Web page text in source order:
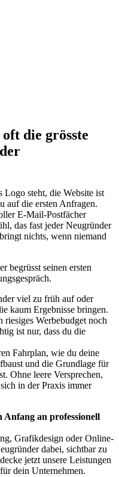
die grösste
steht, die Website ist
auf die ersten Anfragen.
E-Mail-Postfächer
das fast jeder Neugründer
nichts, wenn niemand
viel zu früh auf oder
kaum Ergebnisse bringen.
Werbebudget noch
ist nur, dass du die
Fahrplan, wie du deine
und die Grundlage für
Ohne leere Versprechen,
in der Praxis immer
Anfang an professionell
Grafikdesign oder Online-
dabei, sichtbar zu
jetzt unsere Leistungen
dein Unternehmen.